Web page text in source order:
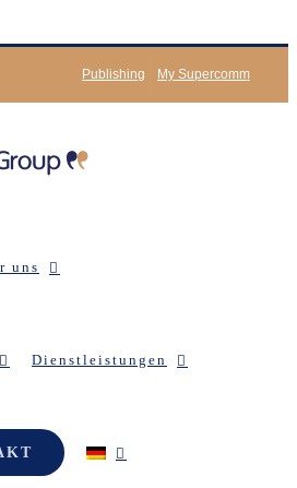
Publishing My Supercomm
uns
Dienstleistungen